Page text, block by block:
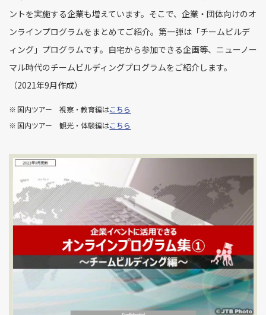
ントを実施する企業も増えています。そこで、企業・団体向けのオ
ンラインプログラムをまとめてご紹介。第一弾は「チームビルデ
ィング」プログラムです。自宅から参加できる企画等、ニューノー
マル時代のチームビルディングプログラムをご紹介します。
（2021年9月作成）
国内ツアー 視察・教育編はこちら
国内ツアー 観光・体験編はこちら